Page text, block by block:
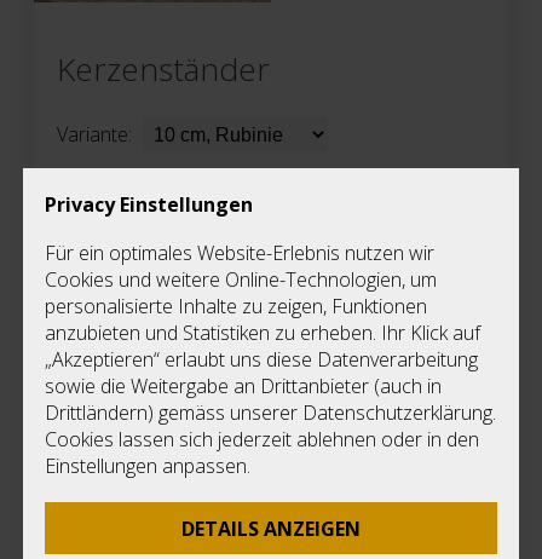
Kerzenständer
Variante:
CHF 16.00
Stück auf Lager
Kerzenständer aus Holz
Holz
Rubinie, Douglasie, Ahorn
Masse
Privacy Einstellungen
Für ein optimales Website-Erlebnis nutzen wir
Cookies und weitere Online-Technologien, um
personalisierte Inhalte zu zeigen, Funktionen
anzubieten und Statistiken zu erheben. Ihr Klick auf
„Akzeptieren“ erlaubt uns diese Datenverarbeitung
sowie die Weitergabe an Drittanbieter (auch in
Drittländern) gemäss unserer Datenschutzerklärung.
Cookies lassen sich jederzeit ablehnen oder in den
Einstellungen anpassen.
DETAILS ANZEIGEN